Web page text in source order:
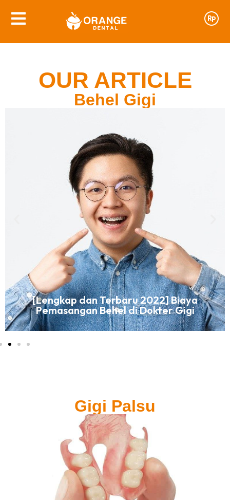
OUR ARTICLE
Behel Gigi
[Lengkap dan Terbaru 2022] Biaya
Pemasangan Behel di Dokter Gigi
Gigi Palsu